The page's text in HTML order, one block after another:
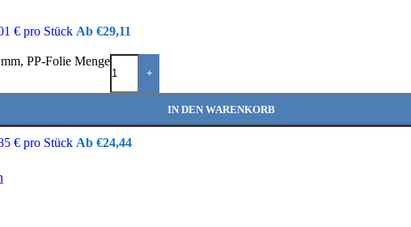
€ pro Stück €29,11
€ pro Stück €24,44
PP-Folie Menge
+
IN DEN WARENKORB